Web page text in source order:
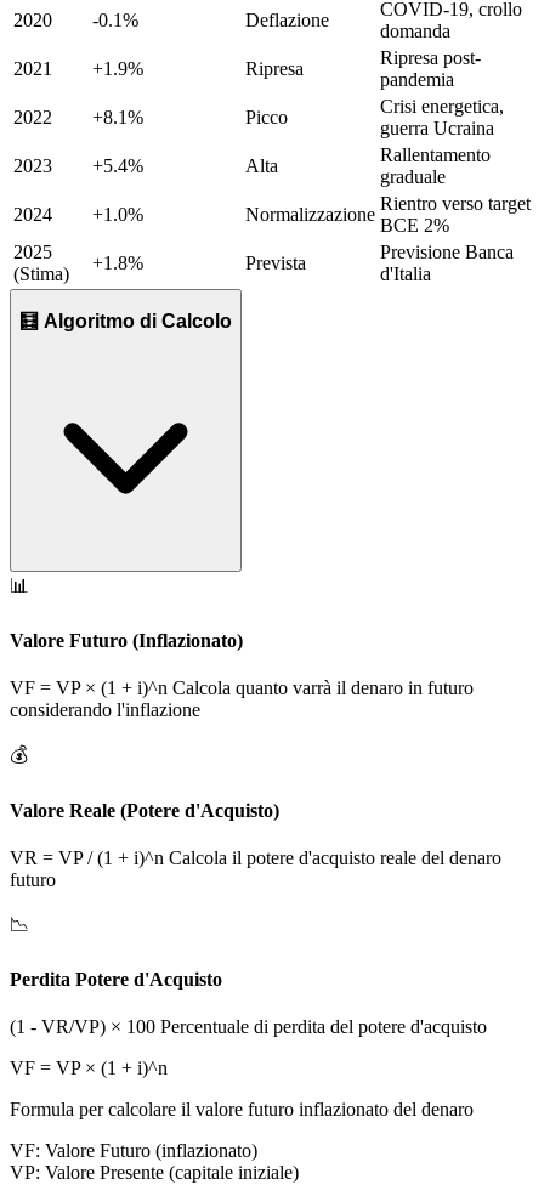
2020 -0.1% Deflazione
COVID-19, crollo
domanda
2021
+1.9% Ripresa
Ripresa post-
pandemia
2022
+8.1% Picco
Crisi energetica,
guerra Ucraina
2023
+5.4% Alta
Rallentamento
graduale
2024
+1.0% Normalizzazione
Rientro verso target
BCE 2%
2025
(Stima)
+1.8% Prevista
Previsione Banca
d'Italia
🧮 Algoritmo di Calcolo
📊
Valore Futuro (Inflazionato)
VF = VP × (1 + i)^n Calcola quanto varrà il denaro in futuro
considerando l'inflazione
💰
Valore Reale (Potere d'Acquisto)
VR = VP / (1 + i)^n Calcola il potere d'acquisto reale del denaro
futuro
📉
Perdita Potere d'Acquisto
(1 - VR/VP) × 100 Percentuale di perdita del potere d'acquisto
VF = VP × (1 + i)^n
Formula per calcolare il valore futuro inflazionato del denaro
VF: Valore Futuro (inflazionato)
VP: Valore Presente (capitale iniziale)